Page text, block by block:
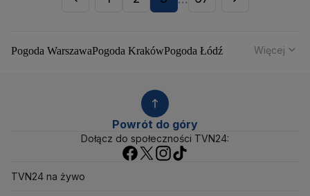
Pogoda WarszawaPogoda KrakówPogoda Łódź
Pogoda Katowice Pogoda Kielce
Pogoda Rzeszów
Pogoda Gorzów Wielkopolski
Pogoda Zakopane
Pogoda Chałupy
Więcej
Powrót do góry
Dołącz do społeczności TVN24:
TVN24 na żywo